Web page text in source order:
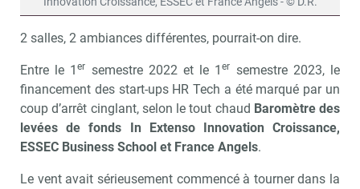
2 salles, 2 ambiances différentes, pourrait-on dire.
Entre le 1er semestre 2022 et le 1er semestre 2023, le
financement des start-ups HR Tech a été marqué par un
coup d’arrêt cinglant, selon le tout chaud Baromètre des
levées de fonds In Extenso Innovation Croissance,
ESSEC Business School et France Angels.
Le vent avait sérieusement commencé à tourner dans la